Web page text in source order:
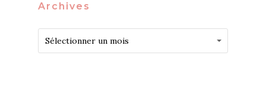
Archives
Archives
Sélectionner un mois
Archives